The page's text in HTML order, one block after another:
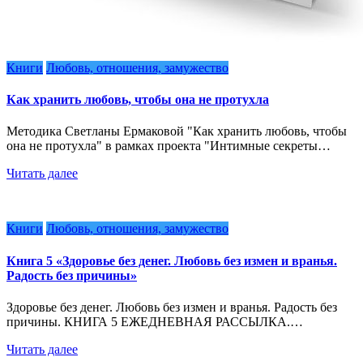
Книги Любовь, отношения, замужество
Как хранить любовь, чтобы она не протухла
Методика Светланы Ермаковой "Как хранить любовь, чтобы
она не протухла" в рамках проекта "Интимные секреты…
Читать далее
Книги Любовь, отношения, замужество
Книга 5 «Здоровье без денег. Любовь без измен и вранья.
Радость без причины»
Здоровье без денег. Любовь без измен и вранья. Радость без
причины. КНИГА 5 ЕЖЕДНЕВНАЯ РАССЫЛКА.…
Читать далее